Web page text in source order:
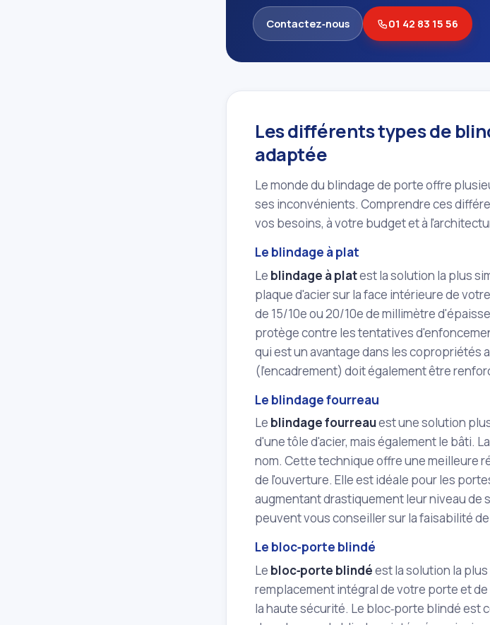
Contactez‑nous 01 42 83 15 56
Les différents types de
adaptée
Le monde du blindage de porte offre
ses inconvénients. Comprendre ces
vos besoins, à votre budget et à
Le blindage à plat
Le blindage à platest la solution la plus
plaque d'acier sur la face intérieure de
de 15/10e ou 20/10e de millimètre
protège contre les tentatives
qui est un avantage dans les copropriétés
(l'encadrement) doit également être
Le blindage fourreau
Le blindage fourreauest une solution
d'une tôle d'acier, mais également le bâti.
nom. Cette technique offre une meilleure
de l'ouverture. Elle est idéale pour les
augmentant drastiquement leur niveau de
peuvent vous conseiller sur la faisabilité
Le bloc‑porte blindé
Le bloc‑porte blindéest la solution la
remplacement intégral de votre porte et
la haute sécurité. Le bloc‑porte blindé est